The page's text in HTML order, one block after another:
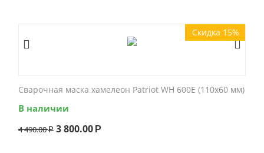
Скидка 15%
Сварочная маска хамелеон Patriot WH 600E (110x60 мм)
В наличии
4 490.00 Р 3 800.00 Р